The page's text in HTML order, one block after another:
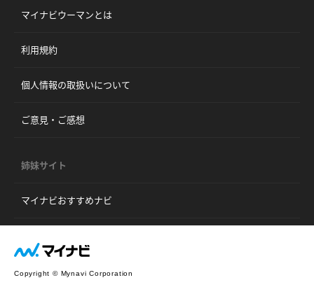
マイナビウーマンとは
利用規約
個人情報の取扱いについて
ご意見・ご感想
姉妹サイト
マイナビおすすめナビ
Copyright © Mynavi Corporation